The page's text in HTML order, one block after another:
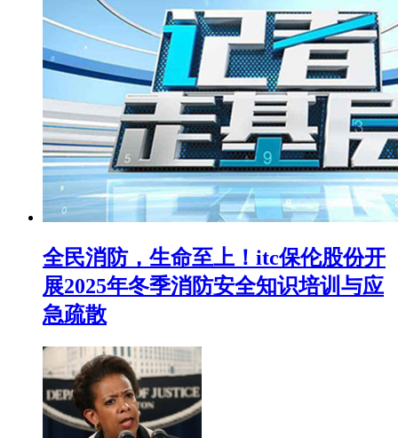
全民消防，生命至上！itc保伦股份开
展2025年冬季消防安全知识培训与应
急疏散